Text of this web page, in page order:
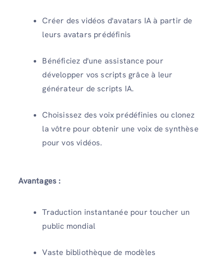
Créer des vidéos d'avatars IA à partir de
leurs avatars prédéfinis
Bénéficiez d'une assistance pour
développer vos scripts grâce à leur
générateur de scripts IA.
Choisissez des voix prédéfinies ou clonez
la vôtre pour obtenir une voix de synthèse
pour vos vidéos.
Avantages :
Traduction instantanée pour toucher un
public mondial
Vaste bibliothèque de modèles